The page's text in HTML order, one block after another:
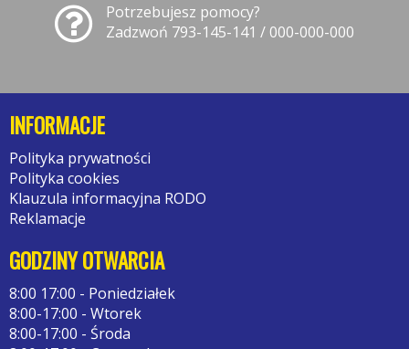
Potrzebujesz pomocy?
Zadzwoń 793-145-141 / 000-000-000
INFORMACJE
Polityka prywatności
Polityka cookies
Klauzula informacyjna RODO
Reklamacje
GODZINY OTWARCIA
8:00 17:00 - Poniedziałek
8:00-17:00 - Wtorek
8:00-17:00 - Środa